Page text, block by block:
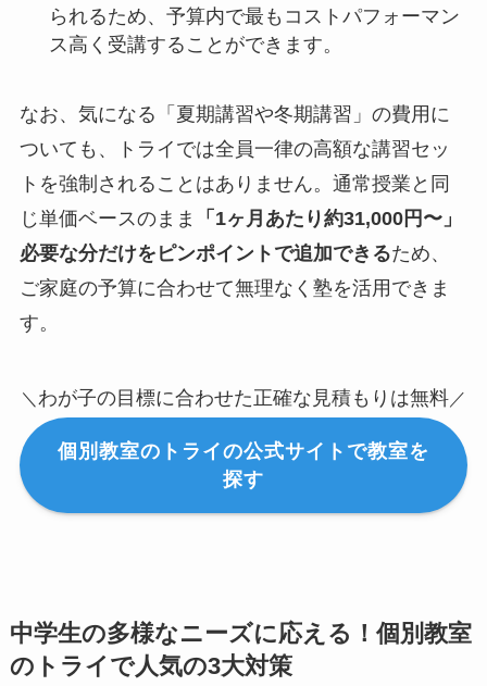
られるため、予算内で最もコストパフォーマン
ス高く受講することができます。
なお、気になる「夏期講習や冬期講習」の費用に
ついても、トライでは全員一律の高額な講習セッ
トを強制されることはありません。通常授業と同
じ単価ベースのまま
「1ヶ月あたり約31,000円〜」
必要な分だけをピンポイントで追加できるため、
ご家庭の予算に合わせて無理なく塾を活用できま
す。
＼ わが子の目標に合わせた正確な見積もりは無料 ／
個別教室のトライの公式サイトで教室を
探す
中学生の多様なニーズに応える！個別教室
のトライで人気の3大対策